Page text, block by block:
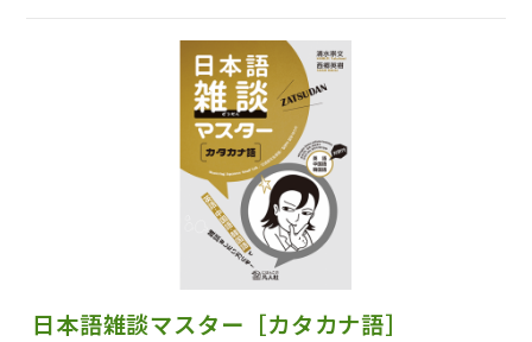
日本語雑談マスター［カタカナ語］